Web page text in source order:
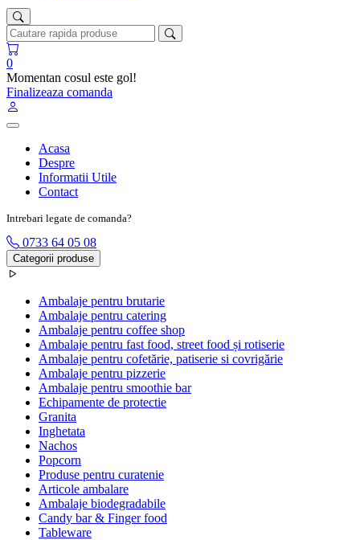
0
Momentan cosul este gol!
Finalizeaza comanda
Acasa
Despre
Informatii Utile
Contact
Intrebari legate de comanda?
0733 64 05 08
Categorii produse
Ambalaje pentru brutarie
Ambalaje pentru catering
Ambalaje pentru coffee shop
Ambalaje pentru fast food, street food și rotiserie
Ambalaje pentru cofetărie, patiserie si covrigărie
Ambalaje pentru pizzerie
Ambalaje pentru smoothie bar
Echipamente de protectie
Granita
Inghetata
Nachos
Popcorn
Produse pentru curatenie
Articole ambalare
Ambalaje biodegradabile
Candy bar & Finger food
Tableware